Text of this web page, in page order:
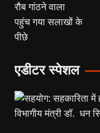
एडीटर स्पेशल